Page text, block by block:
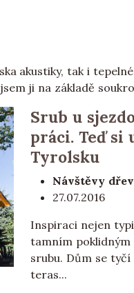
akustiky, tak i
ji na základě
Srub u
práci. Teď si
Tyrolsku
Návštěvy
27.07.2016
Inspiraci nejen
tamním
srubu. Dům se tyčí
teras...